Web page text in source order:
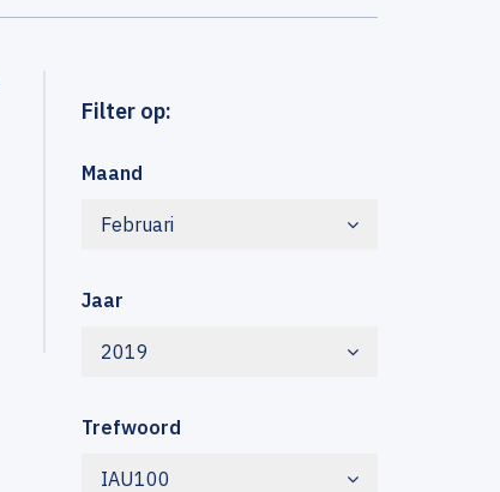
Filter op:
Maand
Februari
Jaar
2019
Trefwoord
IAU100